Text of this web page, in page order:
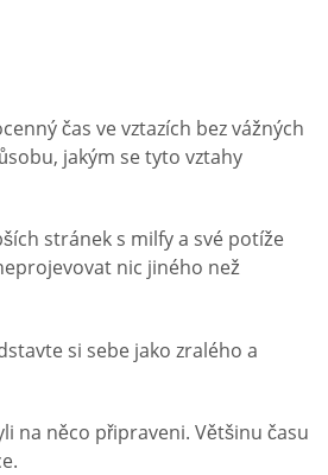
čas ve vztazích bez vážných
jakým se tyto vztahy
stránek s milfy a své potíže
nic jiného než
si sebe jako zralého a
na něco připraveni. Většinu času